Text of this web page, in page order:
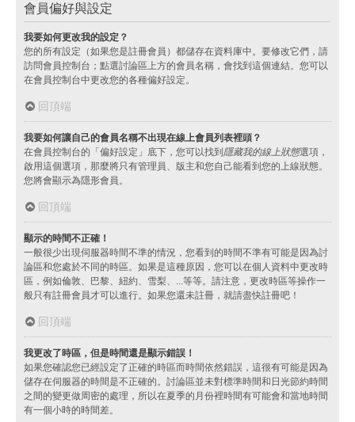
會員偏好與設定
我要如何更改我的設定？
您的所有設定（如果您是註冊會員）都儲存在資料庫中。要修改它們，請
訪問會員控制台；點選討論區上方的會員名稱，會找到這個連結。您可以
在會員控制台中更改您的各種偏好設定。
回頂端
我要如何讓自己的會員名稱不出現在線上會員列表裡頭？
在會員控制台的「偏好設定」底下，您可以找到隱藏我的線上狀態選項，
啟用這個選項，那麼將只有管理員、版主和您自己能看到您的上線狀態。
您將會顯示為隱形會員。
回頂端
顯示的時間不正確！
一般很少出現伺服器時間不準的情況，您看到的時間不準有可能是因為討
論區和您處於不同的時區。如果是這種原因，您可以在個人資料中更改時
區，例如倫敦、巴黎、紐約、雪梨、...等等。請注意，更改時區等操作一
般只有註冊會員才可以進行。如果您還未註冊，就請盡快註冊吧！
回頂端
我更改了時區，但是時間還是顯示錯誤！
如果您確認您已經設定了正確的時區而時間依然錯誤，這很有可能是因為
儲存在伺服器的時間是不正確的。討論區並未對標準時間和日光節約時間
之間的變更做周密的處理，所以在夏季的月份裡時間有可能會和當地時間
有一個小時的時間差。